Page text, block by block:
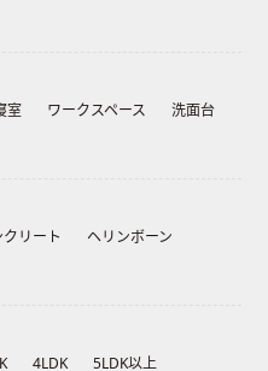
室 ワークスペース
洗面台
クリート
ヘリンボーン
4LDK 5LDK以上